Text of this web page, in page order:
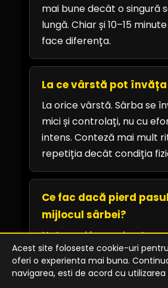
mai bune decât o singură
lungă. Chiar și 10–15
face diferența.
La ce vârstă pot
La orice vârstă. Sârba se
mici și controlați, nu cu
intens. Conteză mai mult
repetiția decât condiția
Ce fac dacă pierd
mijlocul sârbei?
Nu te opri brusc și nu te
Marchează pulsul cu
corpului câteva secunde
Acest site foloseste cookie-uri
oferi o experienta mai buna.
navigarea, esti de acord cu utilizarea